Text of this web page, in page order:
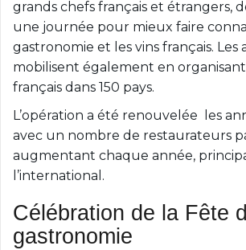
grands chefs français et étrangers,
une journée pour mieux faire
gastronomie et les vins français. Les
mobilisent également en
français dans 150 pays.
L’opération a été renouvelée les
avec un nombre de restaurateurs
augmentant chaque année,
l’international.
Célébration de la Fête
gastronomie